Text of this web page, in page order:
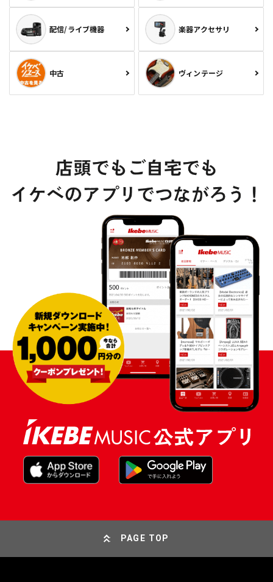
配信/ライブ機器 楽器アクセサリ
中古 ヴィンテージ
PAGE TOP